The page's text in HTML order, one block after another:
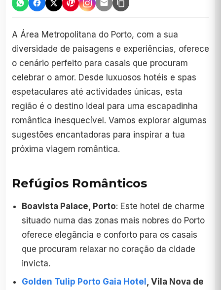
A Área Metropolitana do Porto, com a sua
diversidade de paisagens e experiências, oferece
o cenário perfeito para casais que procuram
celebrar o amor. Desde luxuosos hotéis e spas
espetaculares até actividades únicas, esta
região é o destino ideal para uma escapadinha
romântica inesquecível. Vamos explorar algumas
sugestões encantadoras para inspirar a tua
próxima viagem romântica.
Refúgios Românticos
Boavista Palace, Porto: Este hotel de charme
situado numa das zonas mais nobres do Porto
oferece elegância e conforto para os casais
que procuram relaxar no coração da cidade
invicta.
Golden Tulip Porto Gaia Hotel , Vila Nova de